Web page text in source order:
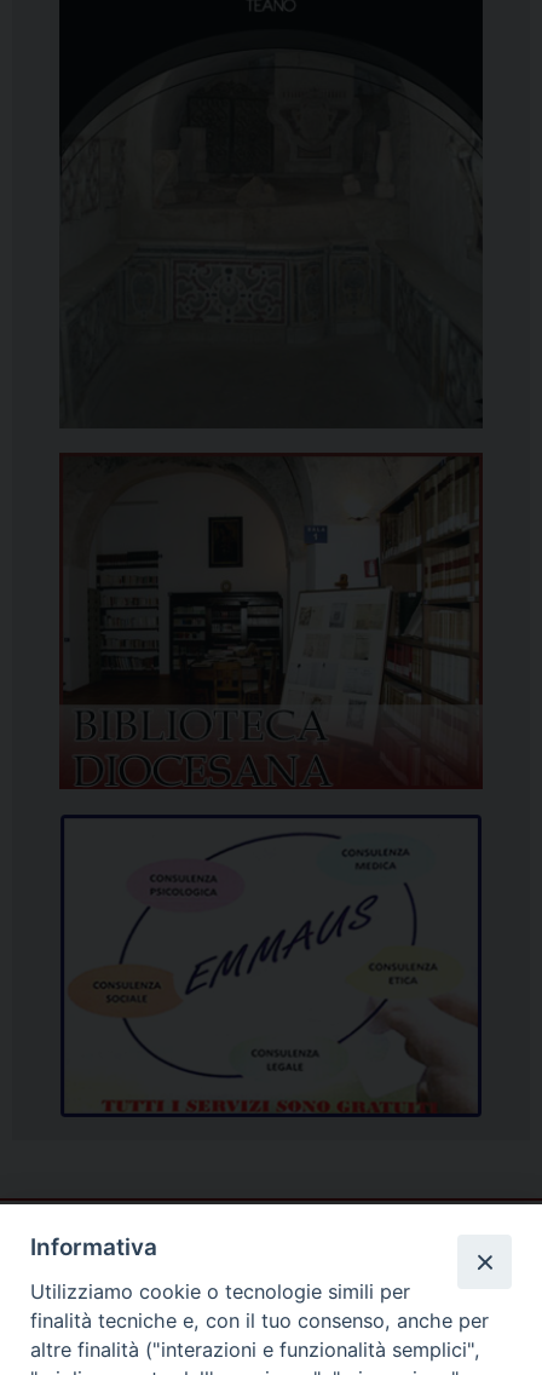
Informativa
Utilizziamo cookie o tecnologie simili per
finalità tecniche e, con il tuo consenso, anche per
altre finalità ("interazioni e funzionalità semplici",